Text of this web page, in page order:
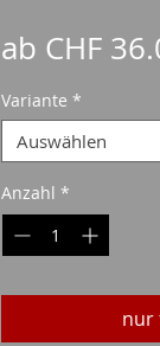
ab CHF
Variante *
Auswählen
Anzahl *
nur